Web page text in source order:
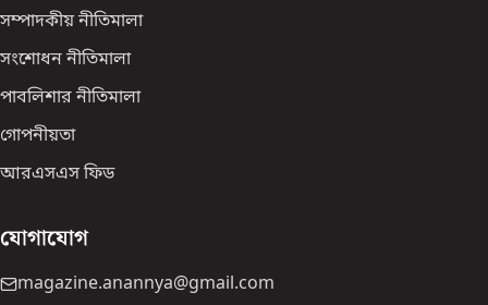
সম্পাদকীয় নীতিমালা
সংশোধন নীতিমালা
পাবলিশার নীতিমালা
গোপনীয়তা
আরএসএস ফিড
যোগাযোগ
magazine.anannya@gmail.com